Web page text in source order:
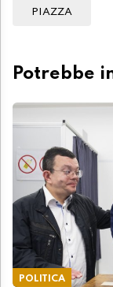
PIAZZA
Potrebbe
POLITICA